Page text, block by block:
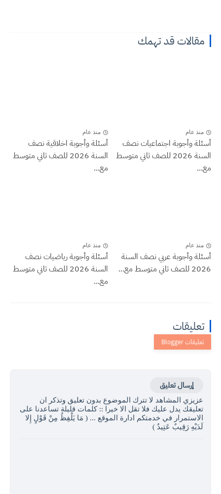
مقالات قد تهمك
منذ عام
أسئلة وأجوبة اجتماعيات نصف
السنة 2026 للصف ثاني متوسط
مع...
منذ عام
أسئلة وأجوبة اخلاقية نصف
السنة 2026 للصف ثاني متوسط
مع...
منذ عام
أسئلة وأجوبة عربي نصف السنة
2026 للصف ثاني متوسط مع...
منذ عام
أسئلة وأجوبة رياضيات نصف
السنة 2026 للصف ثاني متوسط
مع...
تعليقات
إرسال تعليق
عزيزي المشاهد لا تترك الموضوع بدون تعليق وتذكر ان
تعليقك يدل عليك فلا تقل الا خيرا :: كلمات قليلة تساعدنا على
الاستمرار في خدمتكم ادارة الموقع ... ( مَا يَلْفِظُ مِنْ قَوْلٍ إِلا
لَدَيْهِ رَقِيبٌ عَتِيدٌ )